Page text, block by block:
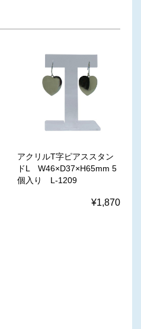
アクリルT字ピアススタン
ドL W46×D37×H65mm 5
個入り L-1209
¥1,870